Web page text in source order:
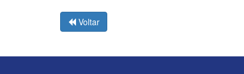
Voltar